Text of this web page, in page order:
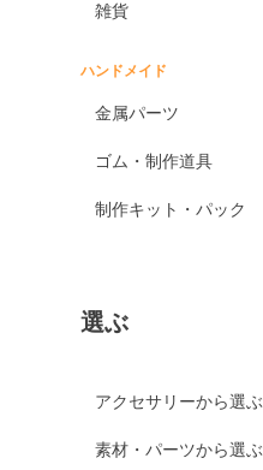
雑貨
ハンドメイド
金属パーツ
ゴム・制作道具
制作キット・パック
選ぶ
アクセサリーから選ぶ
素材・パーツから選ぶ